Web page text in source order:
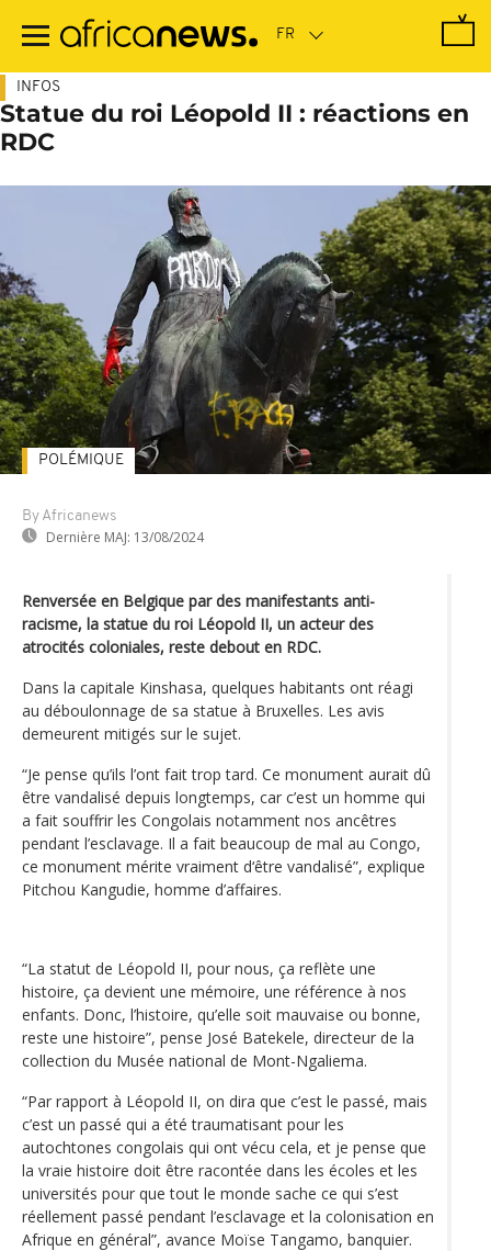
contenu
INFOS
Statue du roi Léopold II : réactions en
RDC
By Africanews
Dernière MAJ: 13/08/2024
POLÉMIQUE
Renversée en Belgique par des manifestants anti-
racisme, la statue du roi Léopold II, un acteur des
atrocités coloniales, reste debout en RDC.
Dans la capitale Kinshasa, quelques habitants ont réagi
au déboulonnage de sa statue à Bruxelles. Les avis
demeurent mitigés sur le sujet.
“Je pense qu’ils l’ont fait trop tard. Ce monument aurait dû
être vandalisé depuis longtemps, car c’est un homme qui
a fait souffrir les Congolais notamment nos ancêtres
pendant l’esclavage. Il a fait beaucoup de mal au Congo,
ce monument mérite vraiment d‘être vandalisé”, explique
Pitchou Kangudie, homme d’affaires.
“La statut de Léopold II, pour nous, ça reflète une
histoire, ça devient une mémoire, une référence à nos
enfants. Donc, l’histoire, qu’elle soit mauvaise ou bonne,
reste une histoire”, pense José Batekele, directeur de la
collection du Musée national de Mont-Ngaliema.
“Par rapport à Léopold II, on dira que c’est le passé, mais
c’est un passé qui a été traumatisant pour les
autochtones congolais qui ont vécu cela, et je pense que
la vraie histoire doit être racontée dans les écoles et les
universités pour que tout le monde sache ce qui s’est
réellement passé pendant l’esclavage et la colonisation en
Afrique en général”, avance Moïse Tangamo, banquier.